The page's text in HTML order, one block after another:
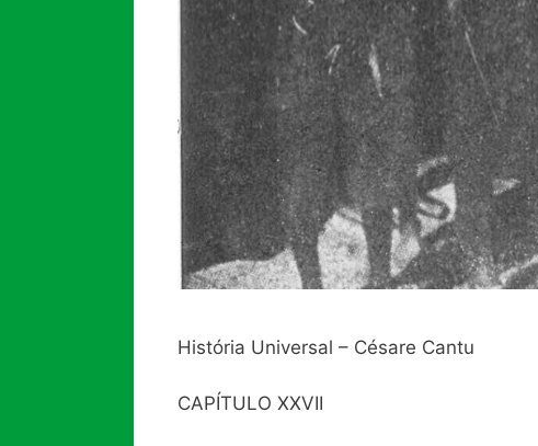
História Universal – Césare Cantu
CAPÍTULO XXVII